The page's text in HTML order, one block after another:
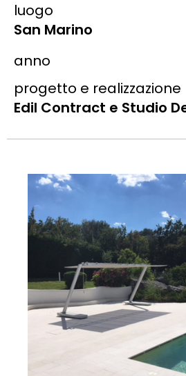
luogo
San Marino
anno
progetto e realizzazione
Edil Contract e Studio